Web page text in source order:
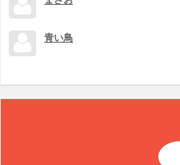
青い鳥